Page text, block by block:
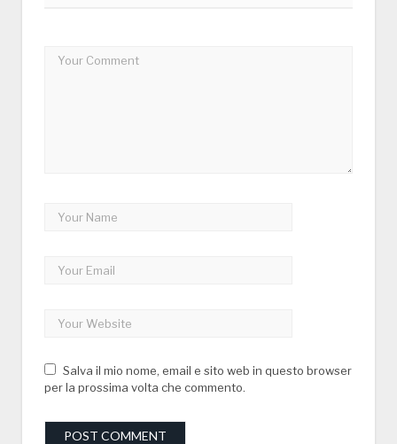
Salva il mio nome, email e sito web in questo browser
per la prossima volta che commento.